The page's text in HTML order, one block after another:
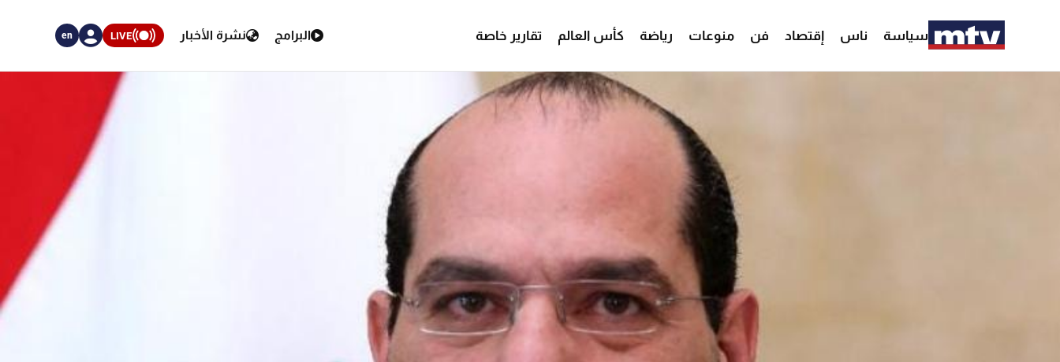
سياسة ناس إقتصاد فن منوعات رياضة كأس العالم تقارير خاصة البرامج نشرة الأخبار LIVE
en